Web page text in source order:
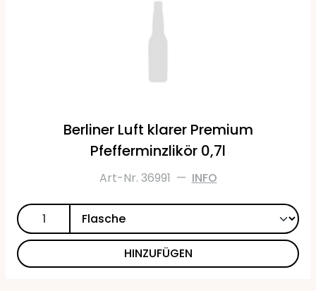
Berliner Luft klarer Premium
Pfefferminzlikör 0,7l
Art-Nr. 36991 — INFO
HINZUFÜGEN